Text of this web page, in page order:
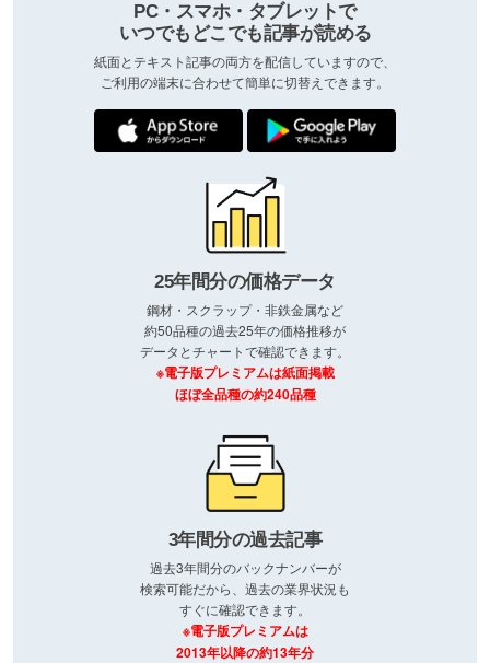
PC・スマホ・タブレットで
いつでもどこでも記事が読める
紙面とテキスト記事の両方を配信していますので、
ご利用の端末に合わせて簡単に切替えできます。
25年間分の価格データ
鋼材・スクラップ・非鉄金属など
約50品種の過去25年の価格推移が
データとチャートで確認できます。
※電子版プレミアムは紙面掲載
ほぼ全品種の約240品種
3年間分の過去記事
過去3年間分のバックナンバーが
検索可能だから、過去の業界状況も
すぐに確認できます。
※電子版プレミアムは
2013年以降の約13年分